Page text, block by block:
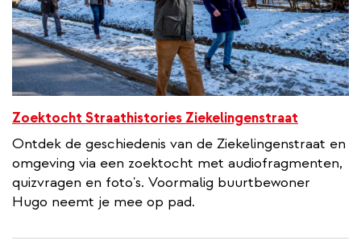
Zoektocht Straathistories Ziekelingenstraat
Ontdek de geschiedenis van de Ziekelingenstraat en
omgeving via een zoektocht met audiofragmenten,
quizvragen en foto's. Voormalig buurtbewoner
Hugo neemt je mee op pad.